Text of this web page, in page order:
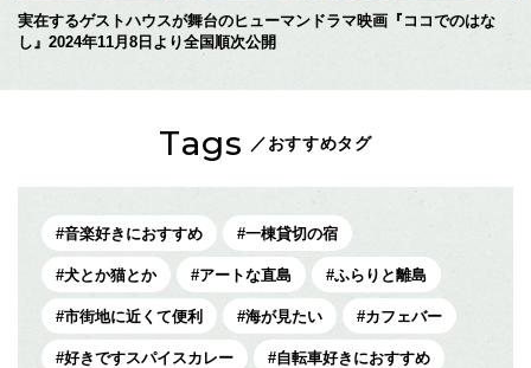
実在するゲストハウスが舞台のヒューマンドラマ映画『ココでのはな
し』2024年11月8日より全国順次公開
Tags ／おすすめタグ
音楽好きにおすすめ 一棟貸切の宿
犬とか猫とか アートな直島 ふらりと離島
市街地に近くて便利 海が見たい カフェバー
好きですスパイスカレー 自転車好きにおすすめ